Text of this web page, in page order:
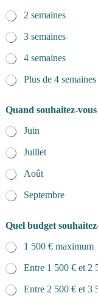
2 semaines
3 semaines
4 semaines
Plus de 4 semaines
Quand souhaitez-
Juin
Juillet
Août
Septembre
Quel budget
1 500 € maximum
Entre 1 500 € et 2
Entre 2 500 € et 3